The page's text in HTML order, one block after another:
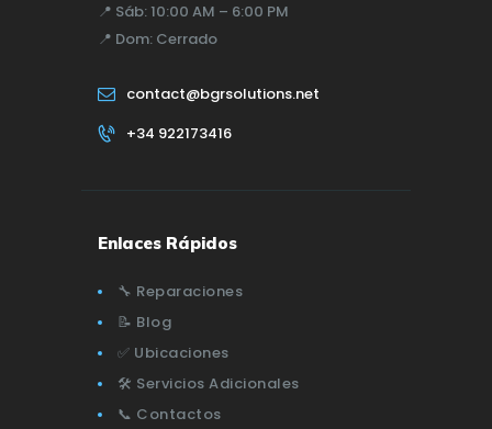
📍 Sáb: 10:00 AM – 6:00 PM
📍 Dom: Cerrado
contact@bgrsolutions.net
+34 922173416
Enlaces Rápidos
🔧 Reparaciones
📝 Blog
✅ Ubicaciones
🛠️ Servicios Adicionales
📞 Contactos